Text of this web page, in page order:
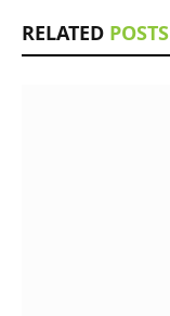
RELATED POSTS